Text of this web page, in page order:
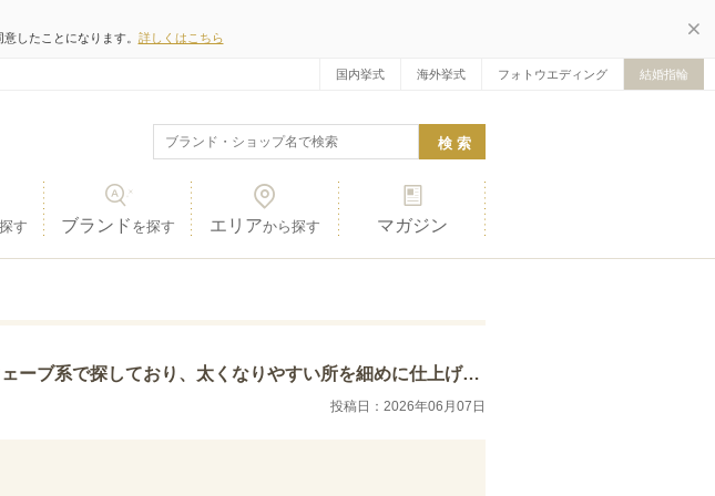
したことになります。 詳しくはこちら
国内挙式 海外挙式 フォトウエディング 結婚指輪
す ブランド を探す エリアから探す マガジン
細めに仕上げてくれているので指につけた時の派手感が少なく、普段使いもしやすいシンプ…
投稿日：2026年06月07日